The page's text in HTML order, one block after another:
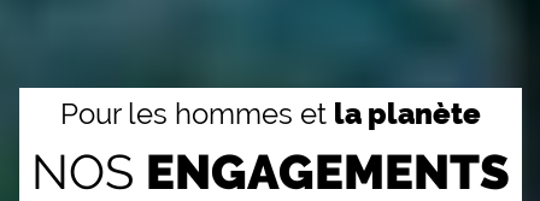
Titre jumbotron
Pour les hommes et la planète
NOS ENGAGEMENTS